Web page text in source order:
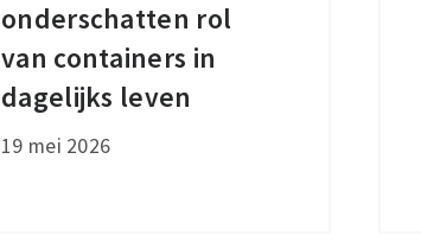
onderschatten rol
van containers in
dagelijks leven
19 mei 2026
Nederlanders
onderschatten
rol